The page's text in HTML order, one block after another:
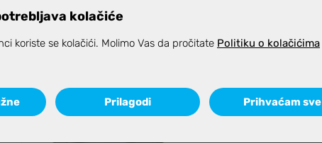
kolačiće
koriste se kolačići. Molimo Vas da pročitate Politiku o kolačićima
Prilagodi Prihvaćam sve